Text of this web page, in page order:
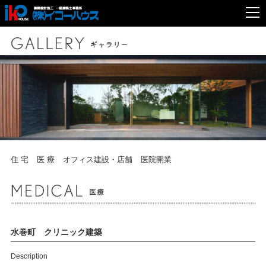
住 宅 医 療 オフィス建設・店舗 医院開業
水巻町 クリニック建築
Description